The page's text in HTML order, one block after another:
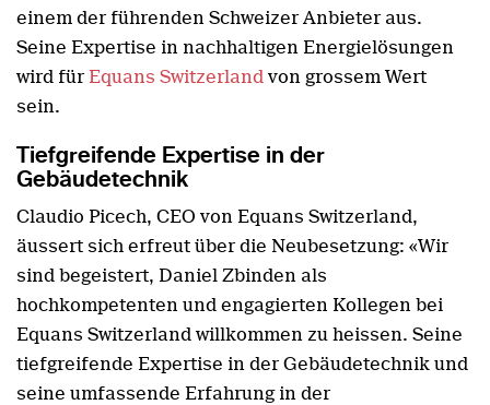
einem der führenden Schweizer Anbieter aus.
Seine Expertise in nachhaltigen Energielösungen
wird für Equans Switzerland von grossem Wert
sein.
Tiefgreifende Expertise in der
Gebäudetechnik
Claudio Picech, CEO von Equans Switzerland,
äussert sich erfreut über die Neubesetzung: «Wir
sind begeistert, Daniel Zbinden als
hochkompetenten und engagierten Kollegen bei
Equans Switzerland willkommen zu heissen. Seine
tiefgreifende Expertise in der Gebäudetechnik und
seine umfassende Erfahrung in der